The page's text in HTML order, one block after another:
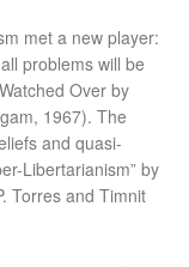
met a new player:
problems will be
Over by
1967). The
and quasi-
Libertarianism” by
Torres and Timnit